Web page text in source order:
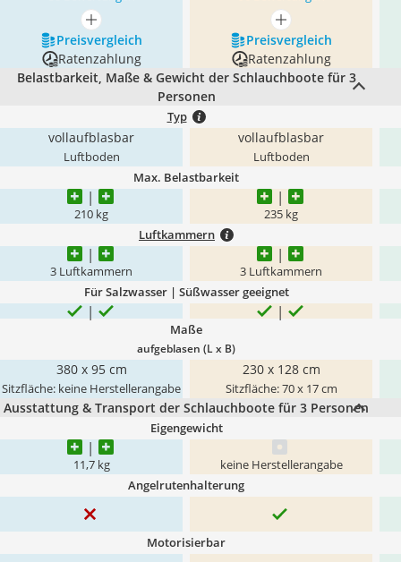
mehr anzeigen
mehr anzeigen
Preis­vergleich
Preis­vergleich
Ratenzahlung
Ratenzahlung
Belastbarkeit, Maße & Gewicht der Schlauchboote für 3
Personen
Typ
vollaufblasbar
Luftboden
vollaufblasbar
Luftboden
Max. Belastbarkeit
210 kg 235 kg
Luftkammern
3 Luftkammern 3 Luftkammern
Für Salzwasser | Süßwasser geeignet
Maße
aufgeblasen (L x B)
380 x 95 cm
Sitzfläche: keine Herstellerangabe
230 x 128 cm
Sitzfläche: 70 x 17 cm
Ausstattung & Transport der Schlauchboote für 3 Personen
Eigengewicht
11,7 kg keine Herstellerangabe
Angelrutenhalterung
Motorisierbar